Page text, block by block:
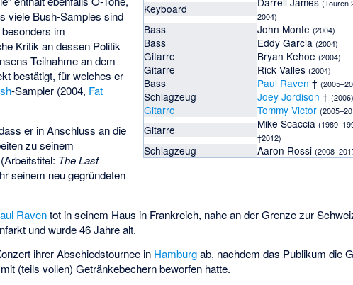
Keyboard
(Touren
2004)
Bass John Monte(2004)
Bass Eddy Garcia(2004)
Gitarre Bryan Kehoe(2004)
Gitarre Rick Valles(2004)
Bass Paul Raven †
Schlagzeug Joey Jordison †(2006)
Gitarre Tommy Victor
Gitarre Mike Scaccia
†2012)
Schlagzeug Aaron Rossi
viele Bush-Samples sind
im
Kritik an dessen Politik
Teilnahme an dem
bestätigt, für welches er
-Sampler (2004, Fat
er in Anschluss an die
zu seinem
The Last
seinem neu gegründeten
Raventot in seinem Haus in Frankreich, nahe an der Grenze zur
und wurde 46 Jahre alt.
ihrer Abschiedstournee in Hamburgab, nachdem das Publikum die
(teils vollen) Getränkebechern beworfen hatte.